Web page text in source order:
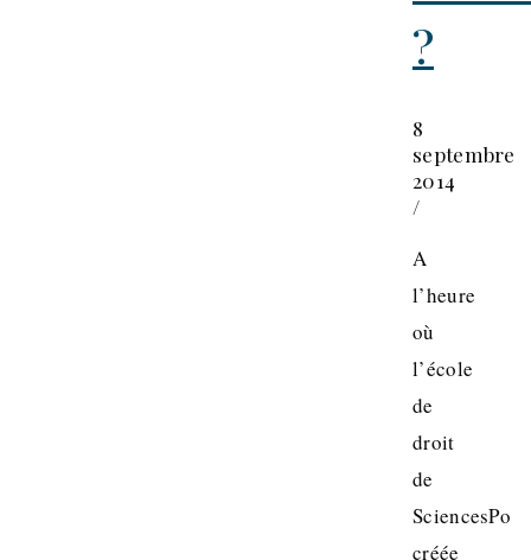
?
8
septembre
2014
/
A
l’heure
où
l’école
de
droit
de
SciencesPo
créée